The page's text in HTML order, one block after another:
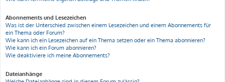
Abonnements und Lesezeichen
Was ist der Unterschied zwischen einem Lesezeichen und einem Abonnements für
ein Thema oder Forum?
Wie kann ich ein Lesezeichen auf ein Thema setzen oder ein Thema abonnieren?
Wie kann ich ein Forum abonnieren?
Wie deaktiviere ich meine Abonnements?
Dateianhänge